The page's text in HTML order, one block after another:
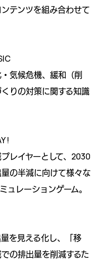
テンツを組み合わせて
気候危機、緩和（削
りの対策に関する知識
!
レイヤーとして、2030
の半減に向けて様々な
ュレーションゲーム。
を見える化し、「移
の排出量を削減するた